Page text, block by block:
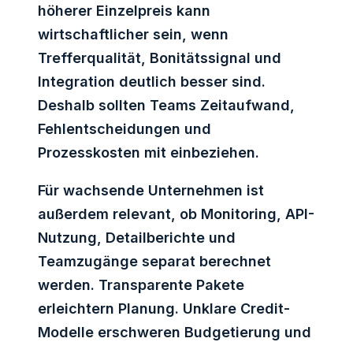
höherer Einzelpreis kann
wirtschaftlicher sein, wenn
Trefferqualität, Bonitätssignal und
Integration deutlich besser sind.
Deshalb sollten Teams Zeitaufwand,
Fehlentscheidungen und
Prozesskosten mit einbeziehen.
Für wachsende Unternehmen ist
außerdem relevant, ob Monitoring, API-
Nutzung, Detailberichte und
Teamzugänge separat berechnet
werden. Transparente Pakete
erleichtern Planung. Unklare Credit-
Modelle erschweren Budgetierung und